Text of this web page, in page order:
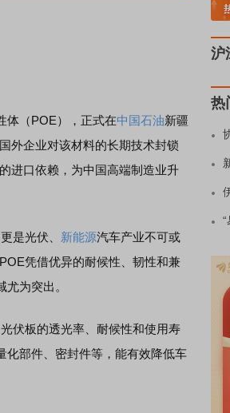
（POE），正式在中国石油新疆
外企业对该材料的长期技术封锁
进口依赖，为中国高端制造业升
是光伏、 新能源汽车产业不可或
凭借优异的耐候性、韧性和兼
为突出。
伏板的透光率、耐候性和使用寿
化部件、密封件等，能有效降低车
A股估值分析全览
沪
热